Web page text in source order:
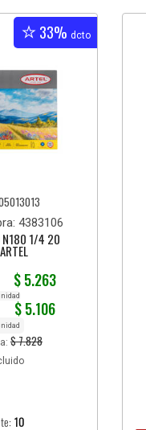
33% dcto
4383106
N180 1/4 20
$ 5.263
$ 5.106
$ 7.828
10